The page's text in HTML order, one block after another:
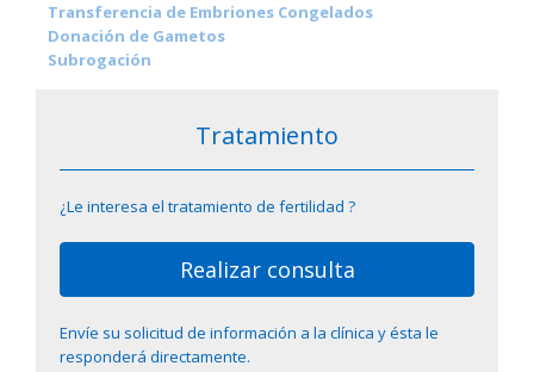
Transferencia de Embriones Congelados
Donación de Gametos
Subrogación
Tratamiento
¿Le interesa el tratamiento de fertilidad ?
Realizar consulta
Envíe su solicitud de información a la clínica y ésta le
responderá directamente.